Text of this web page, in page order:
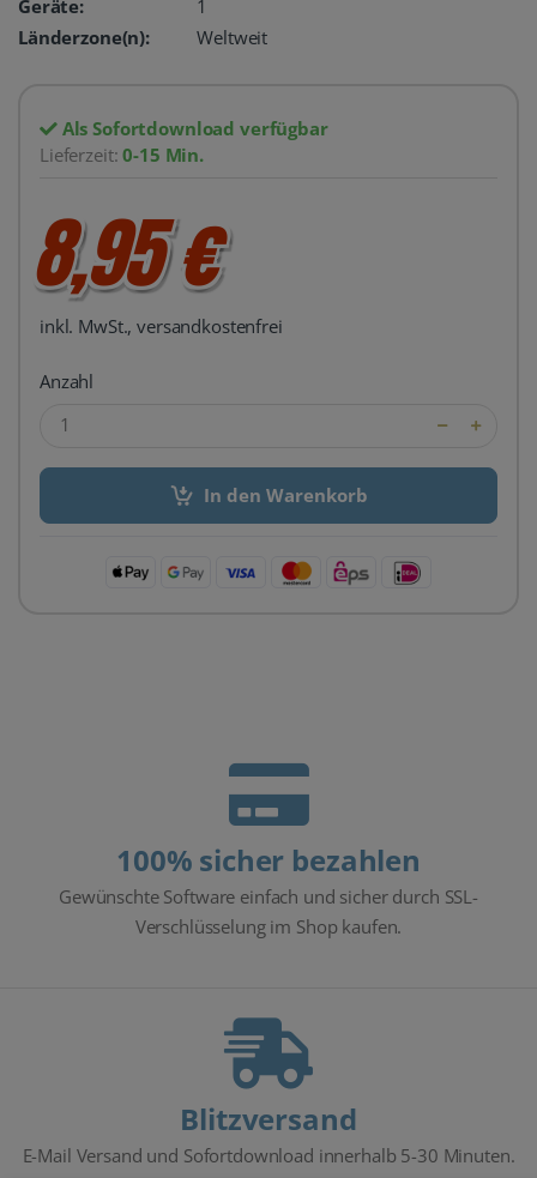
Geräte:
1
Länderzone(n):
Weltweit
Als Sofortdownload verfügbar
Lieferzeit:0-15 Min.
8,95 €
inkl. MwSt., versandkostenfrei
Anzahl
In den Warenkorb
100% sicher bezahlen
Gewünschte Software einfach und sicher durch SSL-
Verschlüsselung im Shop kaufen.
Blitzversand
E-Mail Versand und Sofortdownload innerhalb 5-30 Minuten.